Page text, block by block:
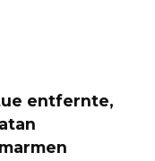
entfernte,